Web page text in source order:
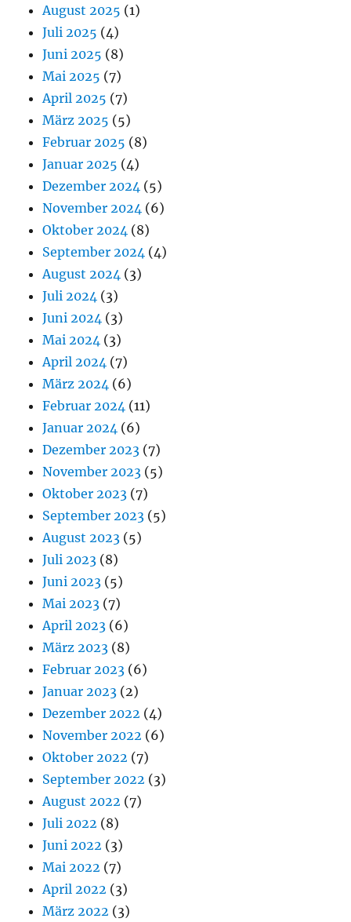
August 2025 (1)
Juli 2025 (4)
Juni 2025 (8)
Mai 2025 (7)
April 2025 (7)
März 2025 (5)
Februar 2025 (8)
Januar 2025 (4)
Dezember 2024 (5)
November 2024 (6)
Oktober 2024 (8)
September 2024 (4)
August 2024 (3)
Juli 2024 (3)
Juni 2024 (3)
Mai 2024 (3)
April 2024 (7)
März 2024 (6)
Februar 2024 (11)
Januar 2024 (6)
Dezember 2023 (7)
November 2023 (5)
Oktober 2023 (7)
September 2023 (5)
August 2023 (5)
Juli 2023 (8)
Juni 2023 (5)
Mai 2023 (7)
April 2023 (6)
März 2023 (8)
Februar 2023 (6)
Januar 2023 (2)
Dezember 2022 (4)
November 2022 (6)
Oktober 2022 (7)
September 2022 (3)
August 2022 (7)
Juli 2022 (8)
Juni 2022 (3)
Mai 2022 (7)
April 2022 (3)
März 2022 (3)